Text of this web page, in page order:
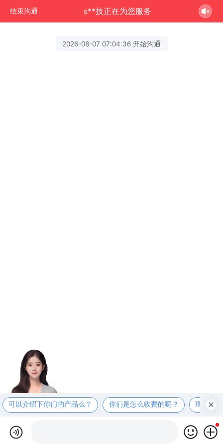
结束沟通 s**技正在为您服务
2026-08-07 07:04:36 开始沟通
可以介绍下你们的产品么？ 你们是怎么收费的呢？ 现在有